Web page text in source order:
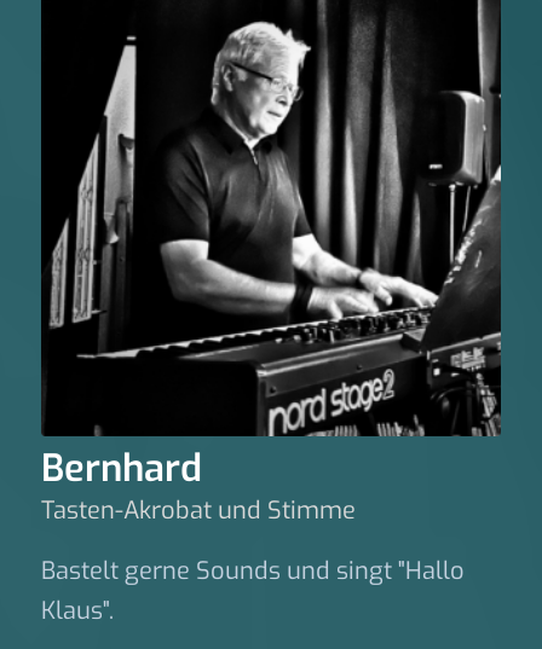
Bernhard
Tasten-Akrobat und Stimme
Bastelt gerne Sounds und singt "Hallo
Klaus".